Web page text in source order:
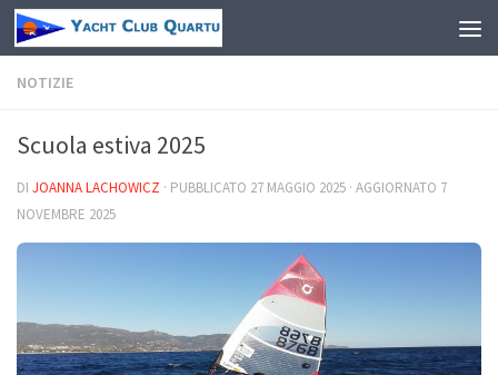
Salta al contenuto
NOTIZIE
Scuola estiva 2025
DI JOANNA LACHOWICZ · PUBBLICATO 27 MAGGIO 2025 · AGGIORNATO 7
NOVEMBRE 2025